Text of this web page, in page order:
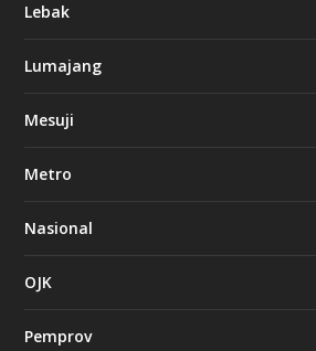
Lebak
Lumajang
Mesuji
Metro
Nasional
OJK
Pemprov